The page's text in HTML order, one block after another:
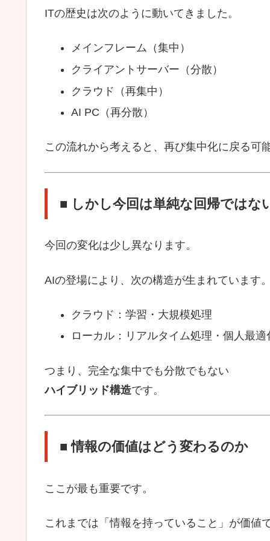
ITの歴史は次のように動いてきました。
メインフレーム（集中）
クライアントサーバー（分散）
クラウド（再集中）
AI PC（再分散）
この流れから考えると、再び集中化に戻る可
■ しかし今回は単純な回帰ではな
今回の変化は少し異なります。
AIの登場により、次の構造が生まれています。
クラウド：学習・大規模処理
ローカル：リアルタイム処理・個人最適
つまり、完全な集中でも分散でもない
ハイブリッド構造です。
■ 情報の価値はどう変わるのか
ここが最も重要です。
これまでは「情報を持っていること」が価値で